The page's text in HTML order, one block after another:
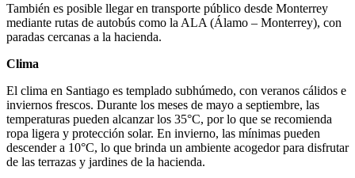
También es posible llegar en transporte público desde Monterrey
mediante rutas de autobús como la ALA (Álamo – Monterrey), con
paradas cercanas a la hacienda.
Clima
El clima en Santiago es templado subhúmedo, con veranos cálidos e
inviernos frescos. Durante los meses de mayo a septiembre, las
temperaturas pueden alcanzar los 35°C, por lo que se recomienda
ropa ligera y protección solar. En invierno, las mínimas pueden
descender a 10°C, lo que brinda un ambiente acogedor para disfrutar
de las terrazas y jardines de la hacienda.